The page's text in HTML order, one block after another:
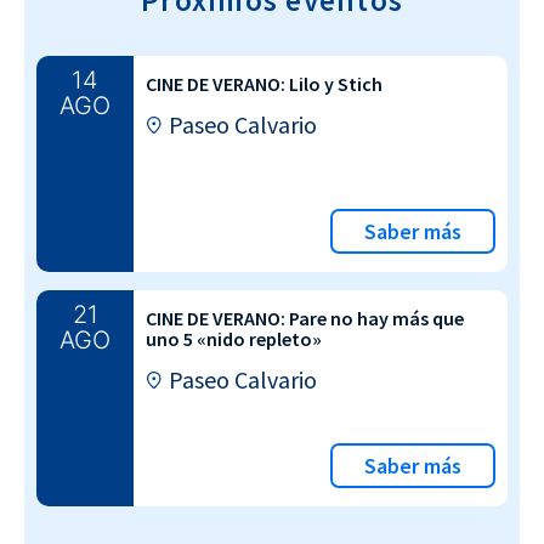
14
AGO
CINE DE VERANO: Lilo y Stich
Paseo Calvario
Saber más
21
AGO
CINE DE VERANO: Pare no hay más que
uno 5 «nido repleto»
Paseo Calvario
Saber más